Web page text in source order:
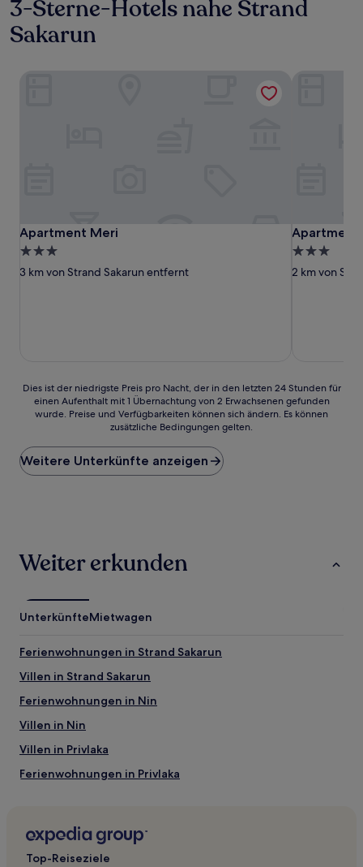
3-Sterne-Hotels nahe Strand
Sakarun
Apartment Meri
Apartment Meri
3.0-
Sterne-
3 km von Strand Sakarun entfernt
Apartments
3.0-
Sterne-
2 km von
Dies
der
Preis
pro
Nacht,
für
1 Übernachtung
2 Erwachsenen
wurde.
Preise
und
Verfügbarkeiten
sich
ändern.
Es
Bedingungen
gelten.
Dies ist der niedrigste Preis pro Nacht, der in den letzten 24 Stunden für
einen Aufenthalt mit 1 Übernachtung von 2 Erwachsenen gefunden
wurde. Preise und Verfügbarkeiten können sich ändern. Es können
zusätzliche Bedingungen gelten.
Weitere Unterkünfte anzeigen
Weiter erkunden
UnterkünfteMietwagen
Ferienwohnungen in Strand Sakarun
Villen in Strand Sakarun
Ferienwohnungen in Nin
Villen in Nin
Villen in Privlaka
Ferienwohnungen in Privlaka
Gasthäuser in Altstadt von Zadar
Top-Reiseziele